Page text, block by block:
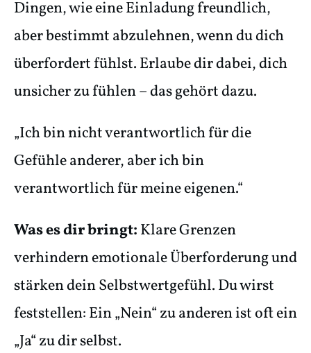
Dingen, wie eine Einladung freundlich,
aber bestimmt abzulehnen, wenn du dich
überfordert fühlst. Erlaube dir dabei, dich
unsicher zu fühlen – das gehört dazu.
„Ich bin nicht verantwortlich für die
Gefühle anderer, aber ich bin
verantwortlich für meine eigenen.“
Was es dir bringt:Klare Grenzen
verhindern emotionale Überforderung und
stärken dein Selbstwertgefühl. Du wirst
feststellen: Ein „Nein“ zu anderen ist oft ein
„Ja“ zu dir selbst.